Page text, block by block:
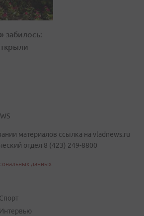
забилось:
материалов ссылка на vladnews.ru
отдел 8 (423) 249-8800
данных
Спорт
Интервью